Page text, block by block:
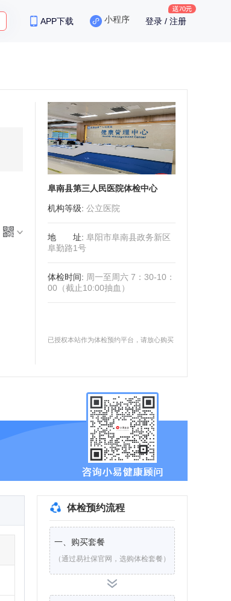
APP下载 小程序 登录 / 注册
阜南县第三人民医院体检中心
机构等级: 公立医院
地址: 阜阳市阜南县政务新区
阜勤路1号
体检时间: 周一至周六 7：30-10：
00（截止10:00抽血）
已授权本站作为体检预约平台，请放心购买
体检预约流程
一、购买套餐
（通过易社保官网，选购体检套餐）